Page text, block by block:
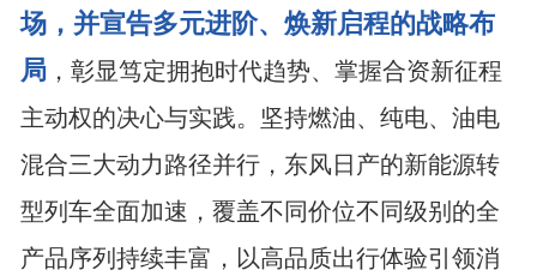
场，并宣告多元进阶、焕新启程的战略布
局，彰显笃定拥抱时代趋势、掌握合资新征程
主动权的决心与实践。坚持燃油、纯电、油电
混合三大动力路径并行，东风日产的新能源转
型列车全面加速，覆盖不同价位不同级别的全
产品序列持续丰富，以高品质出行体验引领消